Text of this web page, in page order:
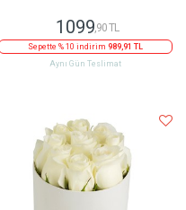
1099,90 TL
Sepette % 10 indirim 989,91 TL
Aynı Gün Teslimat